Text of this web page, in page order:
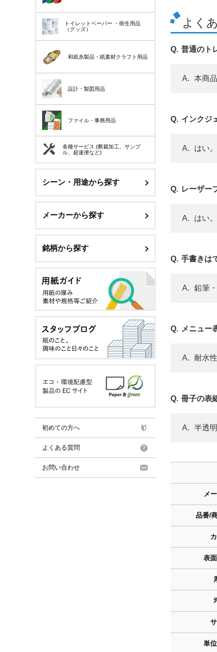
トイレットペーパー ・衛生用品
（グッズ）
和紙糸製品・紙素材クラフト用品
設計・製図用品
ファイル・事務用品
各種サービス (断裁加工、サンプ
ル、超速便など)
シーン・用途から探す
メーカーから探す
銘柄から探す
初めての方へ
よくある質問
お問い合わせ
よく
普通のト
本商
インクジ
はい
レーザー
はい
手書きは
鉛筆
メニュー
耐水
冊子の表
半透
メ
品番/
表
単